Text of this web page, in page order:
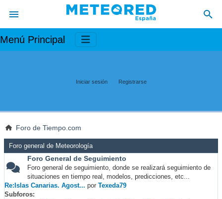
Menú Principal
Iniciar sesión Registrarse
Foro de Tiempo.com
Foro general de Meteorología
Foro General de Seguimiento
Foro general de seguimiento, donde se realizará seguimiento de
situaciones en tiempo real, modelos, predicciones, etc...
Re:Islas Canarias. Agost... por Texeda79
Subforos